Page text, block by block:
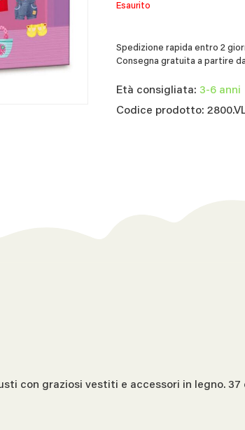
Esaurito
Spedizione rapida entro 2
Consegna gratuita a partire
Età consigliata: 3-6 anni
Codice prodotto:
con graziosi vestiti e accessori in legno.